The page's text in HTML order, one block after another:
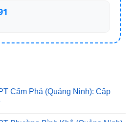
Cẩm Phả (Quảng Ninh): Cập